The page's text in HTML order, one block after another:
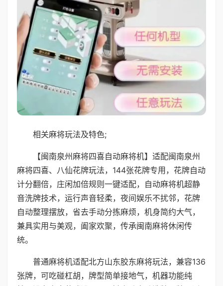
相关麻将玩法及特色;
【闽南泉州麻将四喜自动麻将机】适配闽南泉州
麻将四喜、八仙花牌玩法，144张花牌专用，花牌自动
计分翻倍，庄闲加倍规则一键适配，自动麻将机超静
音洗牌技术，运行声音轻柔，夜间娱乐不扰邻，花牌
自动整理摆放，省去手动分拣麻烦，机身简约大气，
兼具实用与美观，阖家欢聚，传承闽南麻将休闲传
统。
普通麻将机适配北方山东胶东麻将玩法，兼容136
张牌，可吃碰杠胡，牌型简单接地气，机器功能纯